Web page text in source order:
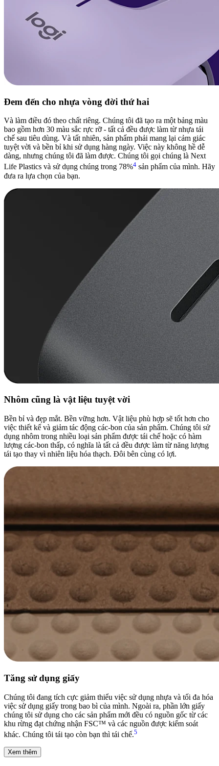
Đem đến cho nhựa vòng đời thứ hai
Và làm điều đó theo chất riêng. Chúng tôi đã tạo ra một bảng màu
bao gồm hơn 30 màu sắc rực rỡ - tất cả đều được làm từ nhựa tái
chế sau tiêu dùng. Và tất nhiên, sản phẩm phải mang lại cảm giác
tuyệt vời và bền bỉ khi sử dụng hàng ngày. Việc này không hề dễ
dàng, nhưng chúng tôi đã làm được. Chúng tôi gọi chúng là Next
Life Plastics và sử dụng chúng trong 78%4 sản phẩm của mình. Hãy
đưa ra lựa chọn của bạn.
Nhôm cũng là vật liệu tuyệt vời
Bền bỉ và đẹp mắt. Bền vững hơn. Vật liệu phù hợp sẽ tốt hơn cho
việc thiết kế và giảm tác động các-bon của sản phẩm. Chúng tôi sử
dụng nhôm trong nhiều loại sản phẩm được tái chế hoặc có hàm
lượng các-bon thấp, có nghĩa là tất cả đều được làm từ năng lượng
tái tạo thay vì nhiên liệu hóa thạch. Đôi bên cùng có lợi.
Tăng sử dụng giấy
Chúng tôi đang tích cực giảm thiểu việc sử dụng nhựa và tối đa hóa
việc sử dụng giấy trong bao bì của mình. Ngoài ra, phần lớn giấy
chúng tôi sử dụng cho các sản phẩm mới đều có nguồn gốc từ các
khu rừng đạt chứng nhận FSC™ và các nguồn được kiểm soát
khác. Chúng tôi tái tạo còn bạn thì tái chế.5
Xem thêm